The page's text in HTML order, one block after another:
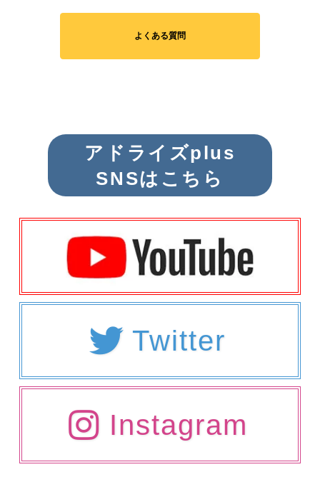
よくある質問
アドライズplus
SNSはこちら
Twitter
Instagram